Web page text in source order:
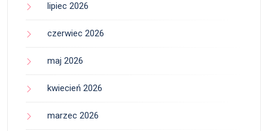
lipiec 2026
czerwiec 2026
maj 2026
kwiecień 2026
marzec 2026